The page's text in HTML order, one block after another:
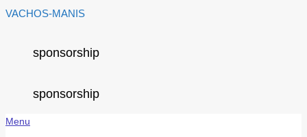
VACHOS-MANIS
sponsorship
sponsorship
Secondary
Menu